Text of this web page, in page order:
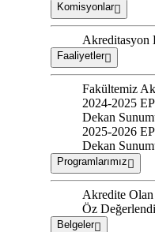
Komisyonlar
Akreditasyon
Faaliyetler
Fakültemiz
2024-2025
Dekan
2025-2026
Dekan
Programlarımız
Akredite Olan
Öz
Belgeler